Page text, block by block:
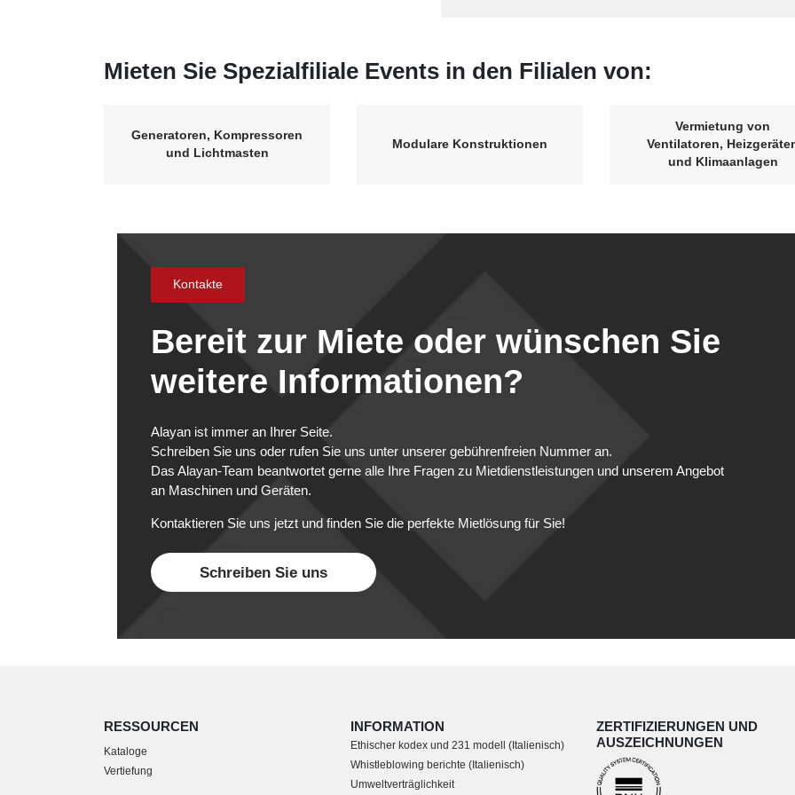
Mieten Sie Spezialfiliale Events in den Filialen von:
Generatoren, Kompressoren
und Lichtmasten
Modulare Konstruktionen
Vermietung von
Ventilatoren,
und Klimaanlagen
Kontakte
Bereit zur Miete oder wünschen Sie
weitere Informationen?
Alayan ist immer an Ihrer Seite.
Schreiben Sie uns oder rufen Sie uns unter unserer gebührenfreien Nummer an.
Das Alayan-Team beantwortet gerne alle Ihre Fragen zu Mietdienstleistungen und unserem Angebot
an Maschinen und Geräten.
Kontaktieren Sie uns jetzt und finden Sie die perfekte Mietlösung für Sie!
Schreiben Sie uns
RESSOURCEN
Kataloge
Vertiefung
INFORMATION
Ethischer kodex und 231 modell (Italienisch)
Whistleblowing berichte (Italienisch)
Umweltverträglichkeit
ZERTIFIZIERUNGEN UND
AUSZEICHNUNGEN